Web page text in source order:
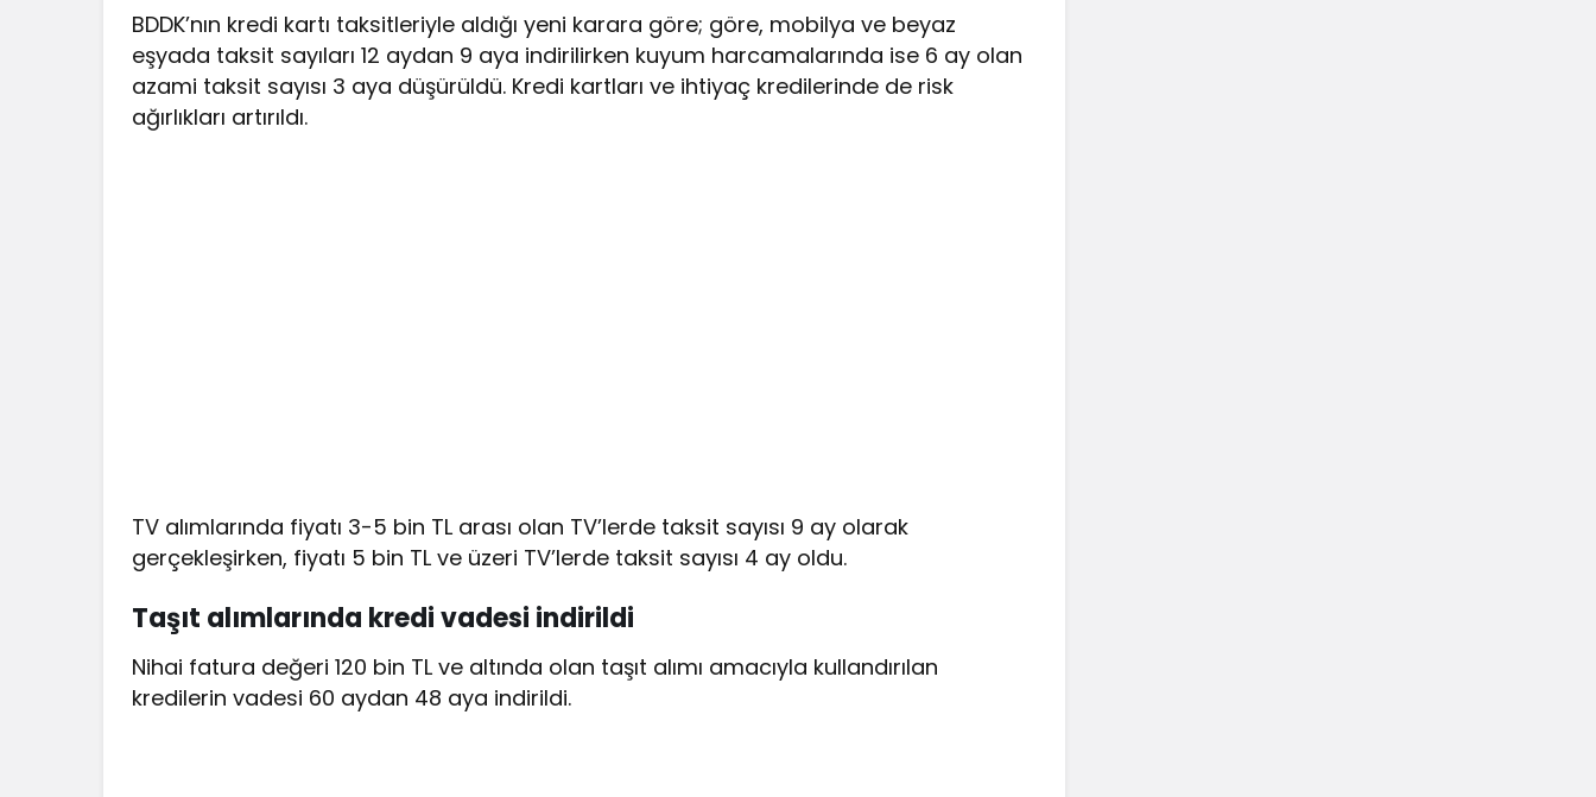
BDDK’nın kredi kartı taksitleriyle aldığı yeni karara göre; göre, mobilya ve beyaz
eşyada taksit sayıları 12 aydan 9 aya indirilirken kuyum harcamalarında ise 6 ay olan
azami taksit sayısı 3 aya düşürüldü. Kredi kartları ve ihtiyaç kredilerinde de risk
ağırlıkları artırıldı.
TV alımlarında fiyatı 3-5 bin TL arası olan TV’lerde taksit sayısı 9 ay olarak
gerçekleşirken, fiyatı 5 bin TL ve üzeri TV’lerde taksit sayısı 4 ay oldu.
Taşıt alımlarında kredi vadesi indirildi
Nihai fatura değeri 120 bin TL ve altında olan taşıt alımı amacıyla kullandırılan
kredilerin vadesi 60 aydan 48 aya indirildi.